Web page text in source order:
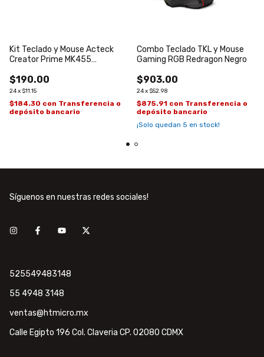
Kit Teclado y Mouse Acteck
Creator Prime MK455
$190.00
24x $11.15
$184.30 con Transferencia o
depósito bancario
Combo Teclado TKL y Mouse
Gaming RGB Redragon Negro
$903.00
24x $52.98
$875.91 con Transferencia o
depósito bancario
¡Solo quedan 5 en stock!
Síguenos en nuestras redes sociales!
525549483148
55 4948 3148
ventas@htmicro.mx
Calle Egipto 196 Col. Claveria CP. 02080 CDMX